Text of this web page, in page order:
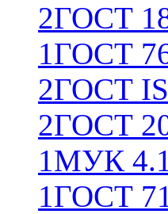
2ГОСТ
1ГОСТ
2ГОСТ
2ГОСТ
1МУК
1ГОСТ